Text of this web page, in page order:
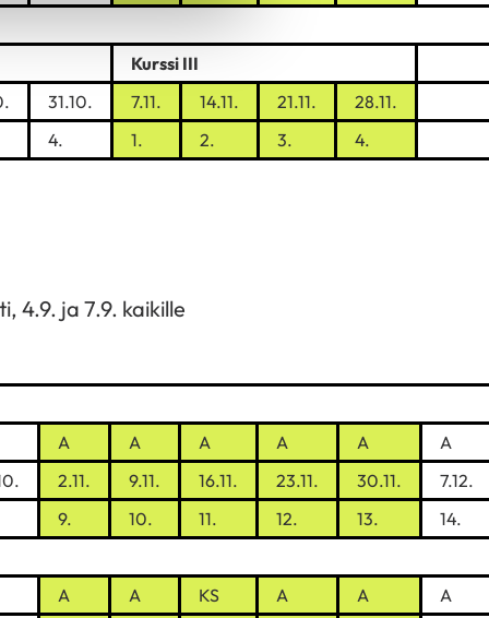
Kurssi III
31.10. 7.11. 14.11. 21.11.
28.11.
4. 1. 2. 3. 4.
4.9. ja 7.9. kaikille
A A A A A
A
2.11. 9.11. 16.11. 23.11. 30.11.
7.12.
9. 10. 11. 12. 13. 14.
A A KS A A
A